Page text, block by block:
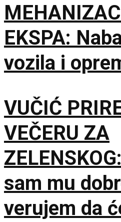
EKSPA:
vozila i
lokacije
VUČIĆ
VEČERU ZA
sam mu
verujem da